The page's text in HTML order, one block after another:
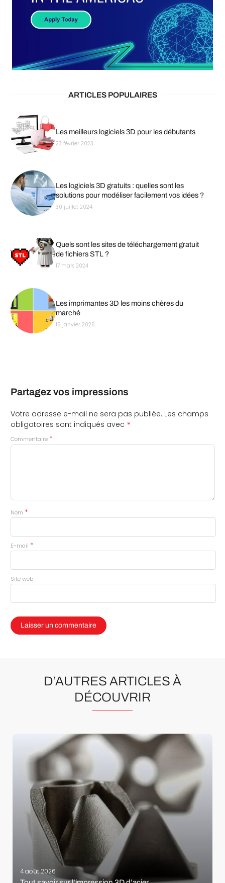
ARTICLES POPULAIRES
Les meilleurs logiciels 3D pour les débutants
23 février 2023
Les logiciels 3D gratuits : quelles sont les
solutions pour modéliser facilement vos idées ?
30 juillet 2024
Quels sont les sites de téléchargement gratuit
de fichiers STL ?
17 mars 2024
Les imprimantes 3D les moins chères du
marché
16 janvier 2025
Partagez vos impressions
Votre adresse e-mail ne sera pas publiée. Les champs
obligatoires sont indiqués avec *
Commentaire *
Nom *
E-mail *
Site web
D’AUTRES ARTICLES À
DÉCOUVRIR
4 août 2026